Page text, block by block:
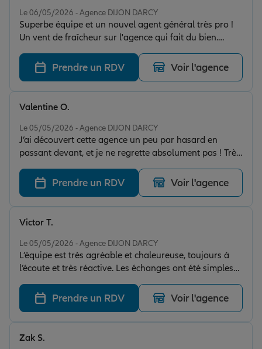
hésitation pour leur efficacité et leur sens du service.
Le 06/05/2026 - Agence DIJON DARCY
Superbe équipe et un nouvel agent général très pro !
Un vent de fraîcheur sur l'agence qui fait du bien.
Accueil au top et conseils pertinents. Je recommande !
Prendre un RDV Voir l'agence
Le 05/05/2026 - Agence DIJON DARCY
J’ai découvert cette agence un peu par hasard en
passant devant, et je ne regrette absolument pas ! Très
bon accueil dès le premier contact, avec une équipe
chaleureuse et à l’écoute. On a su me conseiller
efficacement et j’ai été parfaitement accompagnée tout
au long de ma recherche. Une très belle expérience.
Valentine O.
Prendre un RDV Voir l'agence
Le 05/05/2026 - Agence DIJON DARCY
L’équipe est très agréable et chaleureuse, toujours à
l’écoute et très réactive. Les échanges ont été simples
et efficaces, je suis honnêtement très satisfait de mon
contrat. Je recommande vivement !
Victor T.
Prendre un RDV Voir l'agence
Zak S.